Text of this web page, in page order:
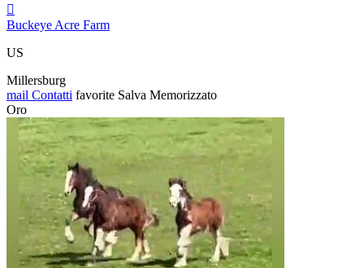

Buckeye Acre Farm
US
Millersburg
mail Contatti favorite Salva Memorizzato
Oro